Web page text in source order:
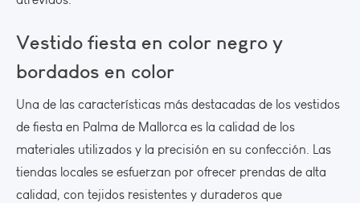
Vestido fiesta en color negro y
bordados en color
Una de las características más destacadas de los vestidos
de fiesta en Palma de Mallorca es la calidad de los
materiales utilizados y la precisión en su confección. Las
tiendas locales se esfuerzan por ofrecer prendas de alta
calidad, con tejidos resistentes y duraderos que